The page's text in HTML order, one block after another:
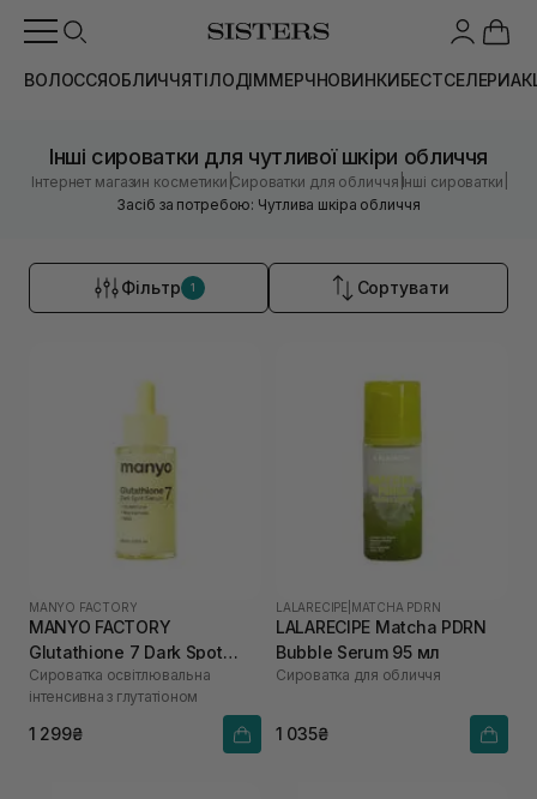
ВОЛОССЯОБЛИЧЧЯТІЛОДІММЕРЧНОВИНКИБЕСТСЕЛЕРИ
Інші сироватки для чутливої шкіри обличчя
Інтернет магазин косметики |Сироватки для обличчя |Інші сироватки
Засіб за потребою: Чутлива шкіра обличчя
Фільтр 1 Сортувати
MANYO FACTORY
MANYO FACTORY
Glutathione 7 Dark Spot
Serum 30 мл
Сироватка освітлювальна
інтенсивна з глутатіоном
1 299₴
LALARECIPE MATCHA PDRN
LALARECIPE Matcha PDRN
Bubble Serum 95 мл
Сироватка для обличчя
1 035₴